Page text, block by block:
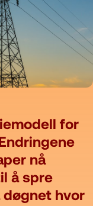
for
nå
å spre
hvor